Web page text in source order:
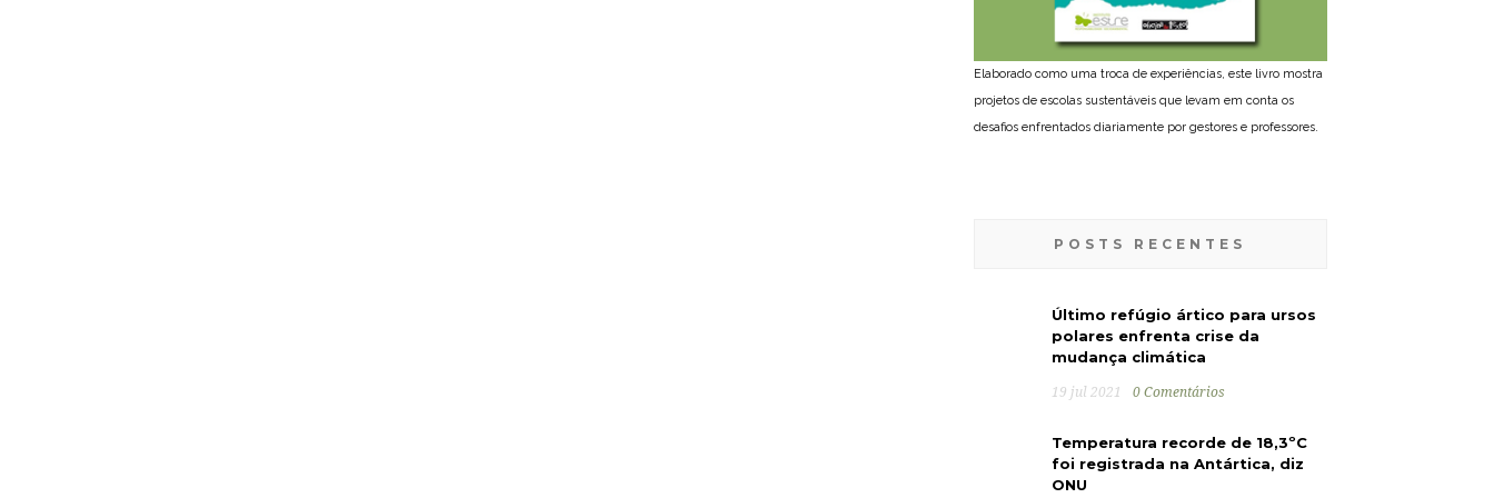
Elaborado como uma troca de experiências, este livro mostra
projetos de escolas sustentáveis que levam em conta os
desafios enfrentados diariamente por gestores e professores.
POSTS RECENTES
Último refúgio ártico para ursos
polares enfrenta crise da
mudança climática
19 jul 2021 0 Comentários
Temperatura recorde de 18,3ºC
foi registrada na Antártica, diz
ONU